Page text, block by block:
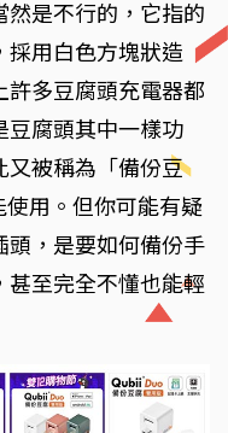
然是不行的，它指的
採用白色方塊狀造
許多豆腐頭充電器都
豆腐頭其中一樣功
又被稱為「備份豆
使用。但你可能有疑
頭，是要如何備份手
甚至完全不懂也能輕